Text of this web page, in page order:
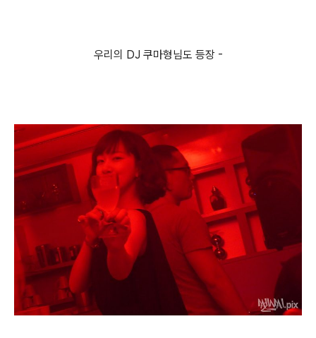
우리의 DJ 쿠마형님도 등장 -